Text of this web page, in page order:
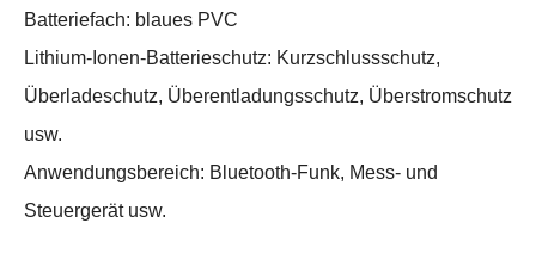
Batteriefach: blaues PVC
Lithium-Ionen-Batterieschutz: Kurzschlussschutz,
Überladeschutz, Überentladungsschutz, Überstromschutz
usw.
Anwendungsbereich: Bluetooth-Funk, Mess- und
Steuergerät usw.